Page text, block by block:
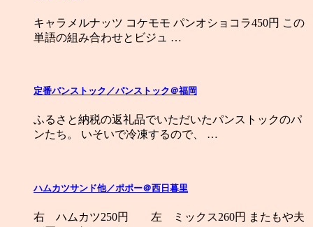
キャラメルナッツ コケモモ パンオショコラ450円 この
単語の組み合わせとビジュ …
定番パンストック／パンストック＠福岡
ふるさと納税の返礼品でいただいたパンストックのパ
ンたち。 いそいで冷凍するので、 …
ハムカツサンド他／ポポー＠西日暮里
右 ハムカツ250円 左 ミックス260円 またもや夫